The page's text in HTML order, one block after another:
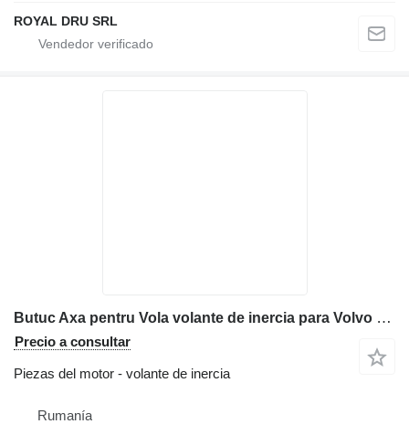
ROYAL DRU SRL
Butuc Axa pentru Vola volante de inercia para Volvo L90 L110 L120 L150 L180 L220 cargadora de ruedas
Precio a consultar
Piezas del motor - volante de inercia
Rumanía